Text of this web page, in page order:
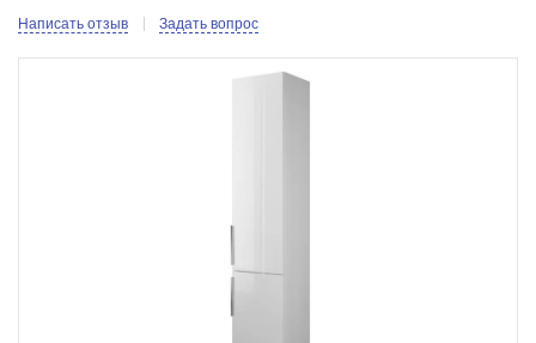
Написать отзыв Задать вопрос